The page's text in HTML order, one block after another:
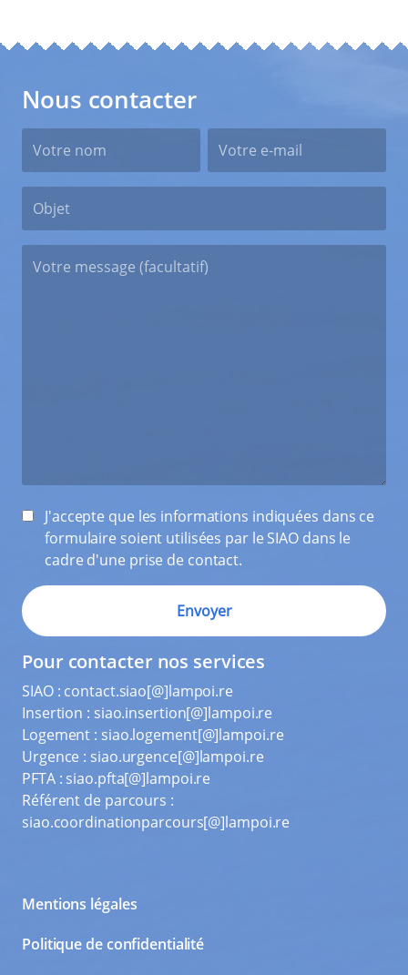
Nous contacter
J'accepte que les informations indiquées dans ce
formulaire soient utilisées par le SIAO dans le
cadre d'une prise de contact.
Pour contacter nos services
SIAO : contact.siao[@]lampoi.re
Insertion : siao.insertion[@]lampoi.re
Logement : siao.logement[@]lampoi.re
Urgence : siao.urgence[@]lampoi.re
PFTA : siao.pfta[@]lampoi.re
Référent de parcours :
siao.coordinationparcours[@]lampoi.re
Mentions légales
Politique de confidentialité